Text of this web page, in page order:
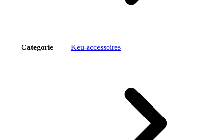
Categorie Keu-accessoires